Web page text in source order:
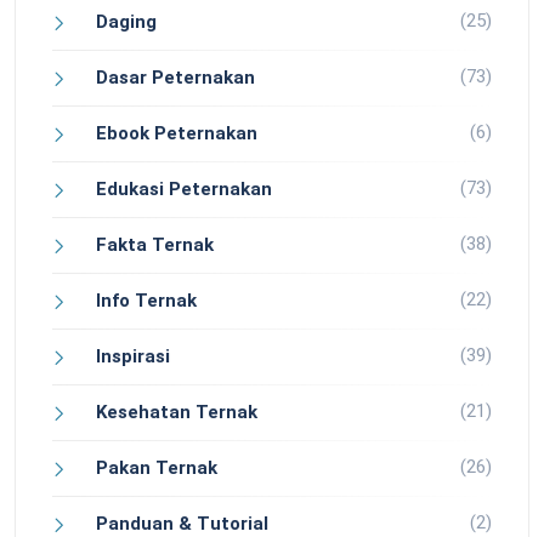
Daging (25)
Dasar Peternakan (73)
Ebook Peternakan (6)
Edukasi Peternakan (73)
Fakta Ternak (38)
Info Ternak (22)
Inspirasi (39)
Kesehatan Ternak (21)
Pakan Ternak (26)
Panduan & Tutorial (2)